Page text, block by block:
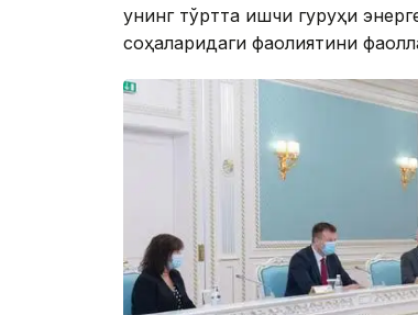
унинг тўртта ишчи гуруҳи
соҳаларидаги фаолиятини